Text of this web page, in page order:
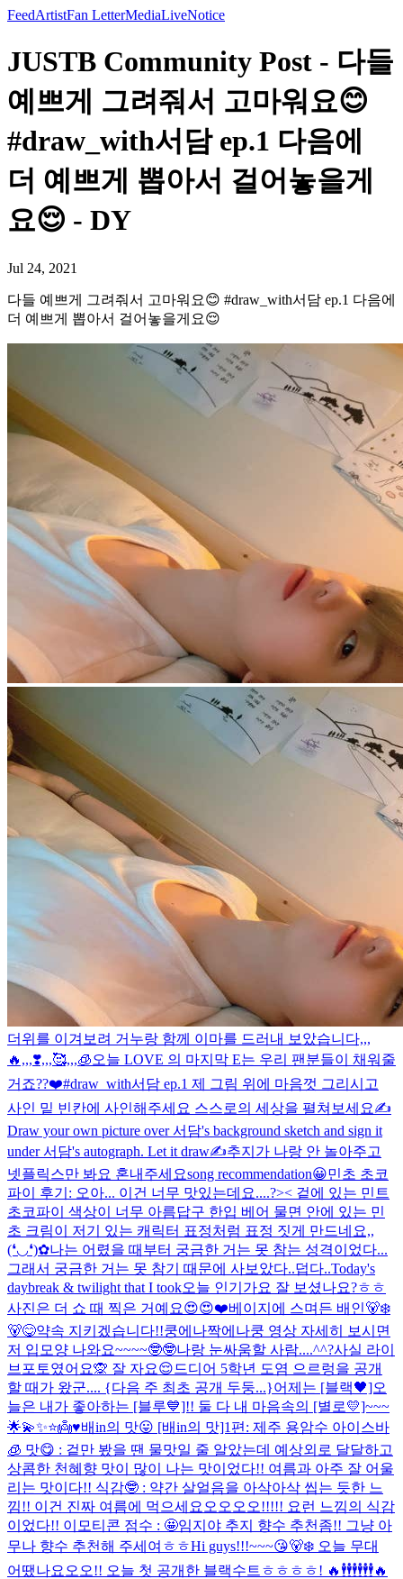
FeedArtistFan LetterMediaLiveNotice
JUSTB Community Post - 다들
예쁘게 그려줘서 고마워요😊
#draw_with서담 ep.1 다음에
더 예쁘게 뽑아서 걸어놓을게
요😌 - DY
Jul 24, 2021
다들 예쁘게 그려줘서 고마워요😊 #draw_with서담 ep.1 다음에
더 예쁘게 뽑아서 걸어놓을게요😌
더위를 이겨보려 거누랑 함께 이마를 드러내 보았습니다,,,
🔥,,,❣️,,,🥰,,,🧊오늘 LOVE 의 마지막 E는 우리 팬분들이 채워줄
거죠??❤️#draw_with서담 ep.1 제 그림 위에 마음껏 그리시고
사인 밑 빈칸에 사인해주세요 스스로의 세상을 펼쳐보세요✍️
Draw your own picture over 서담's background sketch and sign it
under 서담's autograph. Let it draw✍️추지가 나랑 안 놀아주고
넷플릭스만 봐요 혼내주세요song recommendation😀민초 초코
파이 후기: 오아... 이건 너무 맛있는데요....?>< 겉에 있는 민트
초코파이 색상이 너무 아름답구 한입 베어 물면 안에 있는 민
초 크림이 저기 있는 캐릭터 표정처럼 표정 짓게 만드네요,,
(❛◡❛)✿나는 어렸을 때부터 궁금한 거는 못 참는 성격이었다...
그래서 궁금한 거는 못 참기 때문에 사보았다..덥다..Today's
daybreak & twilight that I took오늘 인기가요 잘 보셨나요?ㅎㅎ
사진은 더 쇼 때 찍은 거예요😍😍❤️베이지에 스며든 배인🐻‍❄️
🐻😋약속 지키겠습니다!!쿵에나짝에나쿵 영상 자세히 보시면
저 입모양 나와요~~~~🤓🤓나랑 눈싸움할 사람....^^?사실 라이
브포토였어요🙊 잘 자요😌드디어 5학년 도염 으르렁을 공개
할 때가 왔군.... {다음 주 최초 공개 두둥...}어제는 [블랙🖤]오
늘은 내가 좋아하는 [블루💙]!! 둘 다 내 마음속의 [별로💛]~~~
🌟💫✨⭐️👼♥️배in의 맛😛 [배in의 맛]1편: 제주 용암수 아이스바
🧊 맛😋 : 겉만 봤을 땐 물맛일 줄 알았는데 예상외로 달달하고
상콤한 천혜향 맛이 많이 나는 맛이었다!! 여름과 아주 잘 어울
리는 맛이다!! 식감🤓 : 약간 살얼음을 아삭아삭 씹는 듯한 느
낌!! 이건 진짜 여름에 먹으세요오오오오!!!!! 요런 느낌의 식감
이었다!! 이모티콘 점수 : 🤩임지야 추지 향수 추천좀!! 그냥 아
무나 향수 추천해 주세여ㅎㅎHi guys!!!~~~😘🐻‍❄️ 오늘 무대
어땠나요오오!! 오늘 첫 공개한 블랙수트ㅎㅎㅎㅎ! 🔥🕴🕴🕴🕴🕴🕴🔥